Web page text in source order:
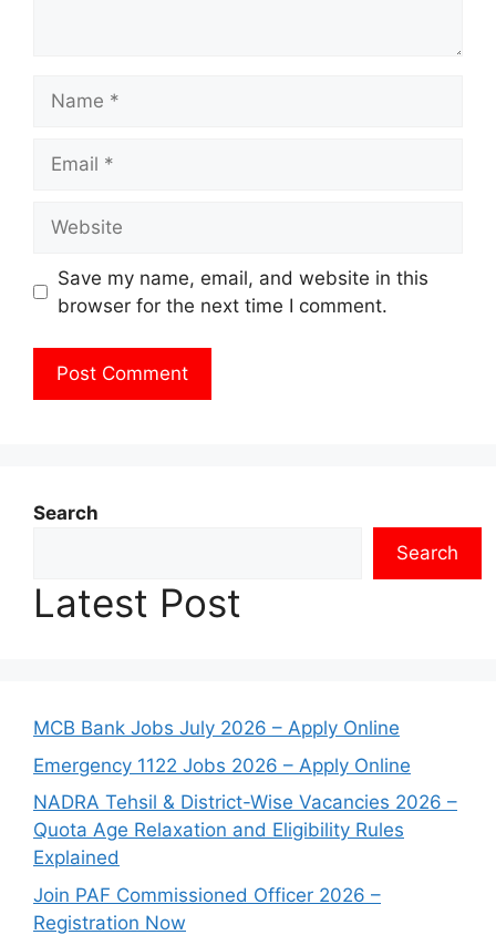
Save my name, email, and website in this
browser for the next time I comment.
Search
Search
Latest Post
MCB Bank Jobs July 2026 – Apply Online
Emergency 1122 Jobs 2026 – Apply Online
NADRA Tehsil & District-Wise Vacancies 2026 –
Quota Age Relaxation and Eligibility Rules
Explained
Join PAF Commissioned Officer 2026 –
Registration Now